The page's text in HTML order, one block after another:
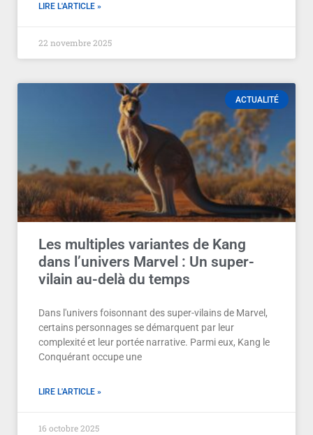
LIRE L'ARTICLE »
22 novembre 2025
ACTUALITÉ
Les multiples variantes de Kang
dans l’univers Marvel : Un super-
vilain au-delà du temps
Dans l'univers foisonnant des super-vilains de Marvel,
certains personnages se démarquent par leur
complexité et leur portée narrative. Parmi eux, Kang le
Conquérant occupe une
LIRE L'ARTICLE »
16 octobre 2025